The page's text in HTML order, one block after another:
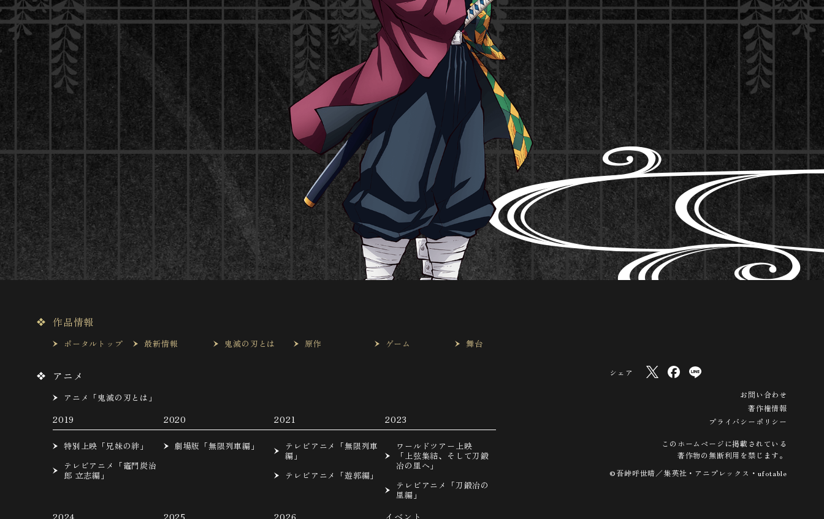
作品情報
ポータルトップ 最新情報 鬼滅の刃とは 原作 ゲーム 舞台
アニメ
アニメ「鬼滅の刃とは」
2019
特別上映「兄妹の絆」
テレビアニメ「竈門炭治
郎 立志編」
2020
劇場版「無限列車編」
2021
テレビアニメ「無限列車
編」
テレビアニメ「遊郭編」
2023
ワールドツアー上映
「上弦集結、そして刀鍛
冶の里へ」
テレビアニメ「刀鍛冶の
里編」
シェア
お問い合わせ
著作権情報
プライバシーポリシー
このホームページに掲載されている
著作物の無断利用を禁じます。
©吾峠呼世晴／集英社・アニプレックス・ufotable